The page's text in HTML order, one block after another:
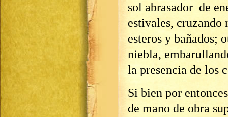
sol abrasador de
estivales, cruzando
esteros y bañados;
niebla,
la presencia de los
Si bien por
de mano de obra